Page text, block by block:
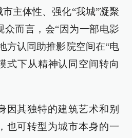
主体性、强化“我城”凝聚
众而言，会“因为一部电影
方认同助推影院空间在“电
式下从精神认同空间转向
因其独特的建筑艺术和别
也可转型为城市本身的一